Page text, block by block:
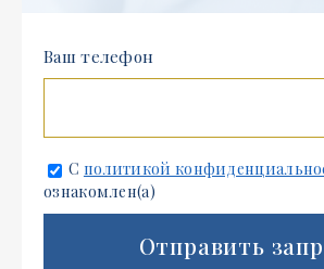
Ваш телефон
С политикой
ознакомлен(а)
Отправить